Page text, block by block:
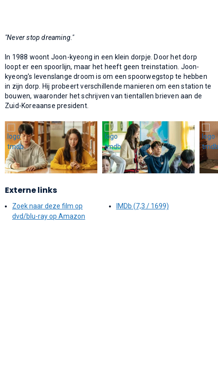
"Never stop dreaming."
In 1988 woont Joon-kyeong in een klein dorpje. Door het dorp
loopt er een spoorlijn, maar het heeft geen treinstation. Joon-
kyeong's levenslange droom is om een spoorwegstop te hebben
in zijn dorp. Hij probeert verschillende manieren om een station te
bouwen, waaronder het schrijven van tientallen brieven aan de
Zuid-Koreaanse president.
Externe links
Zoek naar deze film op
dvd/blu-ray op Amazon
IMDb (7,3 / 1699)